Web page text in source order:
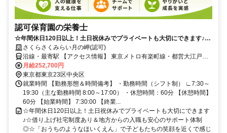
認可保育園の栄養士
☆年間休日120日以上！土日祝休みでプライベートも大切にできます♪☆
借り上げ社宅制度あり＆地方からの入職も安心のサポート体制◎☆「お
うちのようなほいくえん」で子どもたちの笑顔を近くで感じられます
★☆行事負担を少なくし、日々の保育と調理に集中できる職場です♪
さくらさくみらい月の岬(認可)
沿線・最寄駅 【アクセス情報】 東京メトロ有楽町線・都営大江戸線
「月島駅」より 徒歩4分 【車通勤】 車通勤不可
月給252,700円
東京都東京23区中央区
就業時間 【勤務形態＆時間備考】 ・勤務時間（シフト制） ∟7:30～
19:30（主な勤務時間 8:00～17:00） ・休憩時間：60分 【休憩時間】
60分 【始業時間】 7:30:00 【終業...
☆年間休日120日以上！土日祝休みでプライベートも大切にできます
♪☆借り上げ社宅制度あり＆地方からの入職も安心のサポート体制
◎☆「おうちのようなほいくえん」で子どもたちの笑顔を近くで感じ